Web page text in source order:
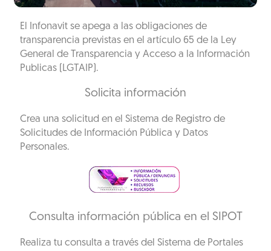
El Infonavit se apega a las obligaciones de
transparencia previstas en el artículo 65 de la Ley
General de Transparencia y Acceso a la Información
Publicas (LGTAIP).
Solicita información
Crea una solicitud en el Sistema de Registro de
Solicitudes de Información Pública y Datos
Personales.
Consulta información pública en el SIPOT
Realiza tu consulta a través del Sistema de Portales